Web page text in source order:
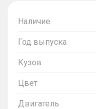
Наличие
Год выпуска
Кузов
Цвет
Двигатель